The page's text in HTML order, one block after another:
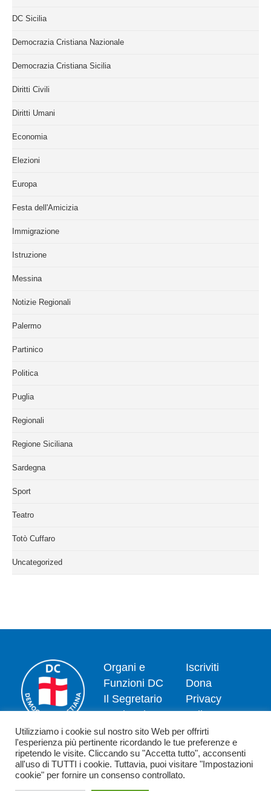
DC Sicilia
Democrazia Cristiana Nazionale
Democrazia Cristiana Sicilia
Diritti Civili
Diritti Umani
Economia
Elezioni
Europa
Festa dell'Amicizia
Immigrazione
Istruzione
Messina
Notizie Regionali
Palermo
Partinico
Politica
Puglia
Regionali
Regione Siciliana
Sardegna
Sport
Teatro
Totò Cuffaro
Uncategorized
Organi e
Funzioni DC
Il Segretario
Nazionale
Dipartimenti
News
Contatti
Iscriviti
Dona
Privacy
policy
Politica dei
cookie
Utilizziamo i cookie sul nostro sito Web per offrirti
l'esperienza più pertinente ricordando le tue preferenze e
ripetendo le visite. Cliccando su "Accetta tutto", acconsenti
all'uso di TUTTI i cookie. Tuttavia, puoi visitare "Impostazioni
cookie" per fornire un consenso controllato.